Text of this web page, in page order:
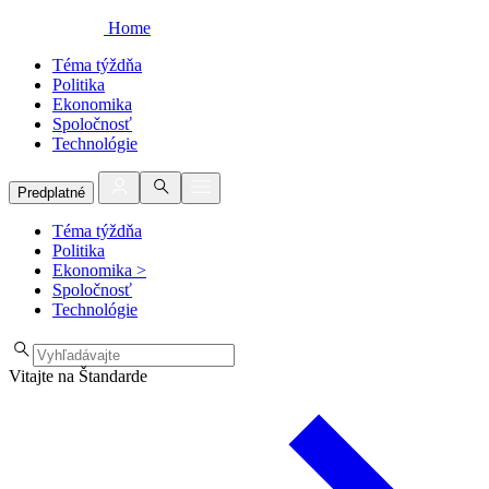
Home
Téma týždňa
Politika
Ekonomika
Spoločnosť
Technológie
Predplatné
Téma týždňa
Politika
Ekonomika >
Spoločnosť
Technológie
Vitajte na Štandarde